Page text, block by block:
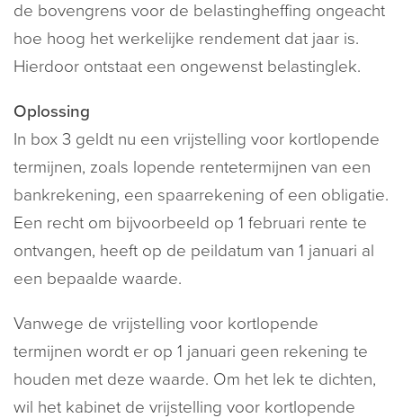
de bovengrens voor de belastingheffing ongeacht
hoe hoog het werkelijke rendement dat jaar is.
Hierdoor ontstaat een ongewenst belastinglek.
Oplossing
In box 3 geldt nu een vrijstelling voor kortlopende
termijnen, zoals lopende rentetermijnen van een
bankrekening, een spaarrekening of een obligatie.
Een recht om bijvoorbeeld op 1 februari rente te
ontvangen, heeft op de peildatum van 1 januari al
een bepaalde waarde.
Vanwege de vrijstelling voor kortlopende
termijnen wordt er op 1 januari geen rekening te
houden met deze waarde. Om het lek te dichten,
wil het kabinet de vrijstelling voor kortlopende